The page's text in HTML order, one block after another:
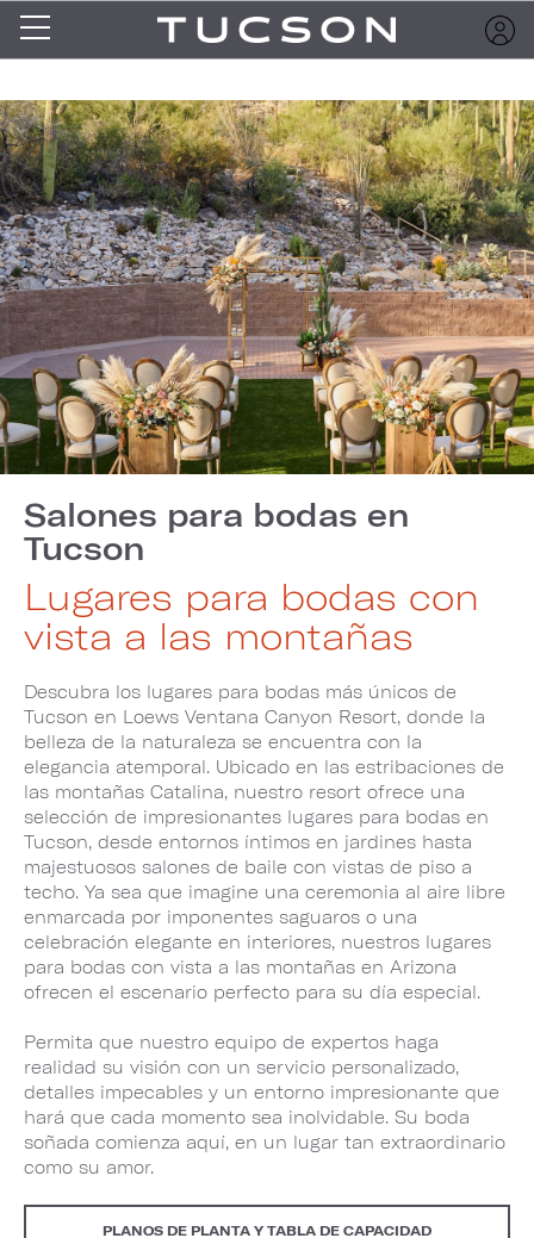
Salones para bodas en
Tucson
Lugares para bodas con
vista a las montañas
Descubra los lugares para bodas más únicos de
Tucson en Loews Ventana Canyon Resort, donde la
belleza de la naturaleza se encuentra con la
elegancia atemporal. Ubicado en las estribaciones de
las montañas Catalina, nuestro resort ofrece una
selección de impresionantes lugares para bodas en
Tucson, desde entornos íntimos en jardines hasta
majestuosos salones de baile con vistas de piso a
techo. Ya sea que imagine una ceremonia al aire libre
enmarcada por imponentes saguaros o una
celebración elegante en interiores, nuestros lugares
para bodas con vista a las montañas en Arizona
ofrecen el escenario perfecto para su día especial.
Permita que nuestro equipo de expertos haga
realidad su visión con un servicio personalizado,
detalles impecables y un entorno impresionante que
hará que cada momento sea inolvidable. Su boda
soñada comienza aquí, en un lugar tan extraordinario
como su amor.
PLANOS DE PLANTA Y TABLA DE CAPACIDAD